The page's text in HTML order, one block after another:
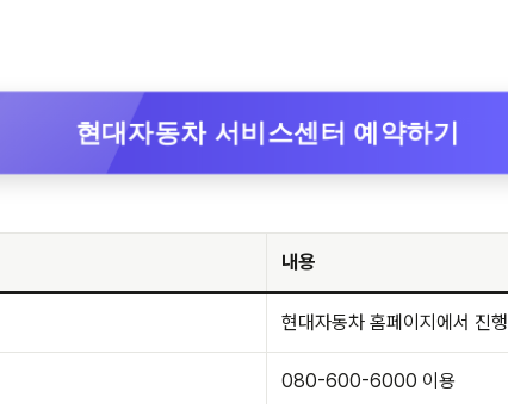
현대자동차 서비스센터 예약하기
내용
현대자동차 홈페이지에서 진행
080-600-6000 이용